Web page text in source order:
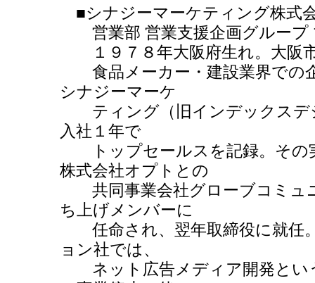
■シナジーマーケティング株式
営業部 営業支援企画グループ
１９７８年大阪府生れ。大阪
食品メーカー・建設業界での
シナジーマーケ
ティング（旧インデックスデ
入社１年で
トップセールスを記録。その
株式会社オプトとの
共同事業会社グローブコミュ
ち上げメンバーに
任命され、翌年取締役に就任
ョン社では、
ネット広告メディア開発とい